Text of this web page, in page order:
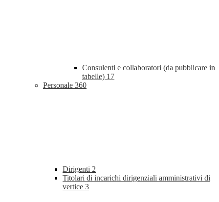
Consulenti e collaboratori (da pubblicare in
tabelle) 17
Personale 360
Dirigenti 2
Titolari di incarichi dirigenziali amministrativi di
vertice 3